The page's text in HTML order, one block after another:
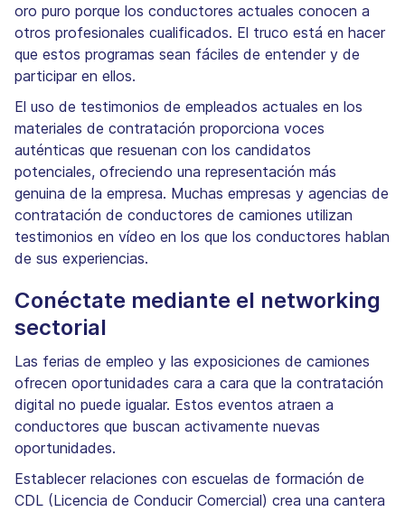
oro puro porque los conductores actuales conocen a
otros profesionales cualificados. El truco está en hacer
que estos programas sean fáciles de entender y de
participar en ellos.
El uso de testimonios de empleados actuales en los
materiales de contratación proporciona voces
auténticas que resuenan con los candidatos
potenciales, ofreciendo una representación más
genuina de la empresa. Muchas empresas y agencias de
contratación de conductores de camiones utilizan
testimonios en vídeo en los que los conductores hablan
de sus experiencias.
Conéctate mediante el networking
sectorial
Las ferias de empleo y las exposiciones de camiones
ofrecen oportunidades cara a cara que la contratación
digital no puede igualar. Estos eventos atraen a
conductores que buscan activamente nuevas
oportunidades.
Establecer relaciones con escuelas de formación de
CDL (Licencia de Conducir Comercial) crea una cantera